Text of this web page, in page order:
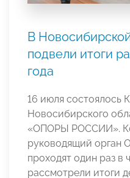
В
подвели итоги
года
16 июля состоялось
Новосибирского
«ОПОРЫ РОССИИ».
руководящий орган
проходят один раз в
рассмотрели итоги